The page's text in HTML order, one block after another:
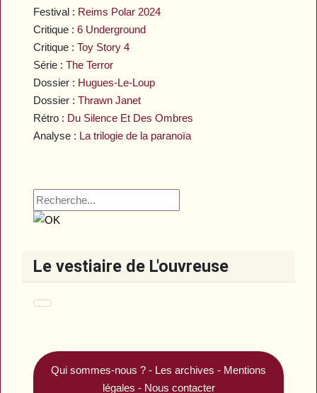
Festival : Reims Polar 2024
Critique :6 Underground
Critique :Toy Story 4
Série :The Terror
Dossier : Hugues-Le-Loup
Dossier :Thrawn Janet
Rétro : Du Silence Et Des Ombres
Analyse : La trilogie de la paranoïa
Le vestiaire de L'ouvreuse
Qui sommes-nous ? - Les archives - Mentions
légales - Nous contacter